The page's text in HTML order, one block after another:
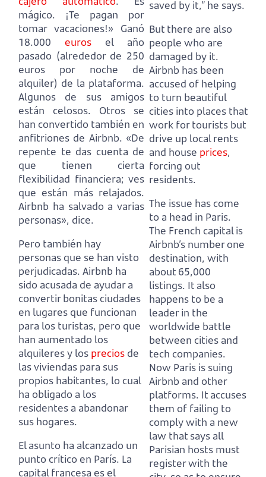
mágico. ¡Te pagan por
tomar vacaciones!» Ganó
18.000 euros el año
pasado (alrededor de 250
euros por noche de
alquiler) de la plataforma.
Algunos de sus amigos
están celosos. Otros se
han convertido también en
anfitriones de Airbnb. «De
repente te das cuenta de
que tienen cierta
flexibilidad financiera; ves
que están más relajados.
Airbnb ha salvado a varias
personas», dice.
Pero también hay
personas que se han visto
perjudicadas. Airbnb ha
sido acusada de ayudar a
convertir bonitas ciudades
en lugares que funcionan
para los turistas, pero que
han aumentado los
alquileres y los precios de
las viviendas para sus
propios habitantes, lo cual
ha obligado a los
residentes a abandonar
sus hogares.
El asunto ha alcanzado un
punto crítico en París. La
capital francesa es el
saved by it,” he says.
But there are also
people who are
damaged by it.
Airbnb has been
accused of helping
to turn beautiful
cities into places that
work for tourists but
drive up local rents
and house prices,
forcing out
residents.
The issue has come
to a head in Paris.
The French capital is
Airbnb’s number one
destination, with
about 65,000
listings. It also
happens to be a
leader in the
worldwide battle
between cities and
tech companies.
Now Paris is suing
Airbnb and other
platforms. It accuses
them of failing to
comply with a new
law that says all
Parisian hosts must
register with the